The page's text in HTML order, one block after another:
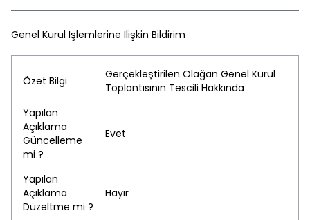
Genel Kurul İşlemlerine İlişkin Bildirim
Özet Bilgi
Gerçekleştirilen Olağan Genel Kurul
Toplantısının Tescili Hakkında
Yapılan
Açıklama
Güncelleme
mi ?
Evet
Yapılan
Açıklama
Düzeltme mi ?
Hayır